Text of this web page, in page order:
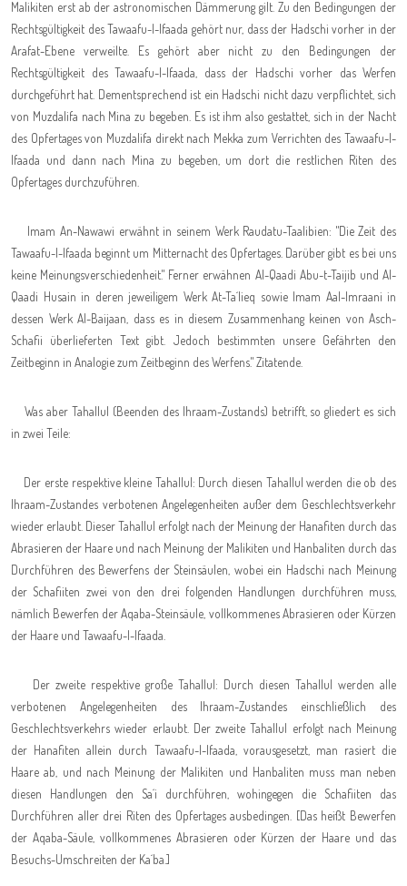
Malikiten erst ab der astronomischen Dämmerung gilt. Zu den Bedingungen der
Rechtsgültigkeit des Tawaafu-l-Ifaada gehört nur, dass der Hadschi vorher in der
Arafat-Ebene verweilte. Es gehört aber nicht zu den Bedingungen der
Rechtsgültigkeit des Tawaafu-l-Ifaada, dass der Hadschi vorher das Werfen
durchgeführt hat. Dementsprechend ist ein Hadschi nicht dazu verpflichtet, sich
von Muzdalifa nach Mina zu begeben. Es ist ihm also gestattet, sich in der Nacht
des Opfertages von Muzdalifa direkt nach Mekka zum Verrichten des Tawaafu-l-
Ifaada und dann nach Mina zu begeben, um dort die restlichen Riten des
Opfertages durchzuführen
Imam An-Nawawi erwähnt in seinem Werk Raudatu-Taalibien: "Die Zeit des
Tawaafu-l-Ifaada beginnt um Mitternacht des Opfertages. Darüber gibt es bei uns
keine Meinungsverschiedenheit." Ferner erwähnen Al-Qaadi Abu-t-Taijib und Al-
Qaadi Husain in deren jeweiligem Werk At-Ta´lieq sowie Imam Aal-Imraani in
dessen Werk Al-Baijaan, dass es in diesem Zusammenhang keinen von Asch-
Schafii überlieferten Text gibt. Jedoch bestimmten unsere Gefährten den
Zeitbeginn in Analogie zum Zeitbeginn des Werfens." Zitatende
Was aber Tahallul (Beenden des Ihraam-Zustands) betrifft, so gliedert es sich
in zwei Teile:
Der erste respektive kleine Tahallul: Durch diesen Tahallul werden die ob des
Ihraam-Zustandes verbotenen Angelegenheiten außer dem Geschlechtsverkehr
wieder erlaubt. Dieser Tahallul erfolgt nach der Meinung der Hanafiten durch das
Abrasieren der Haare und nach Meinung der Malikiten und Hanbaliten durch das
Durchführen des Bewerfens der Steinsäulen, wobei ein Hadschi nach Meinung
der Schafiiten zwei von den drei folgenden Handlungen durchführen muss,
nämlich Bewerfen der Aqaba-Steinsäule, vollkommenes Abrasieren oder Kürzen
der Haare und Tawaafu-l-Ifaada.
Der zweite respektive große Tahallul: Durch diesen Tahallul werden alle
verbotenen Angelegenheiten des Ihraam-Zustandes einschließlich des
Geschlechtsverkehrs wieder erlaubt. Der zweite Tahallul erfolgt nach Meinung
der Hanafiten allein durch Tawaafu-l-Ifaada, vorausgesetzt, man rasiert die
Haare ab, und nach Meinung der Malikiten und Hanbaliten muss man neben
diesen Handlungen den Sa´i durchführen, wohingegen die Schafiiten das
Durchführen aller drei Riten des Opfertages ausbedingen. [Das heißt Bewerfen
der Aqaba-Säule, vollkommenes Abrasieren oder Kürzen der Haare und das
Besuchs-Umschreiten der Ka´ba.]